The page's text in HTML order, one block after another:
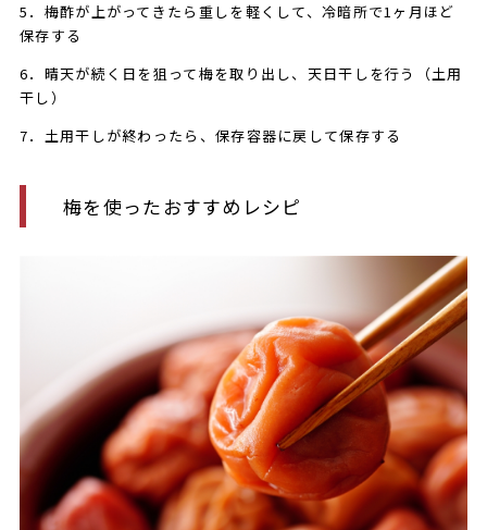
5．梅酢が上がってきたら重しを軽くして、冷暗所で1ヶ月ほど
保存する
6．晴天が続く日を狙って梅を取り出し、天日干しを行う（土用
干し）
7．土用干しが終わったら、保存容器に戻して保存する
梅を使ったおすすめレシピ